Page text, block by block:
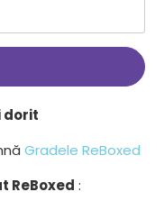
dorit
Gradele ReBoxed
ReBoxed :